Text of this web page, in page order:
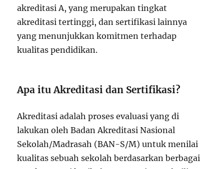
akreditasi A, yang merupakan tingkat
akreditasi tertinggi, dan sertifikasi lainnya
yang menunjukkan komitmen terhadap
kualitas pendidikan.
Apa itu Akreditasi dan Sertifikasi?
Akreditasi adalah proses evaluasi yang di
lakukan oleh Badan Akreditasi Nasional
Sekolah/Madrasah (BAN-S/M) untuk menilai
kualitas sebuah sekolah berdasarkan berbagai